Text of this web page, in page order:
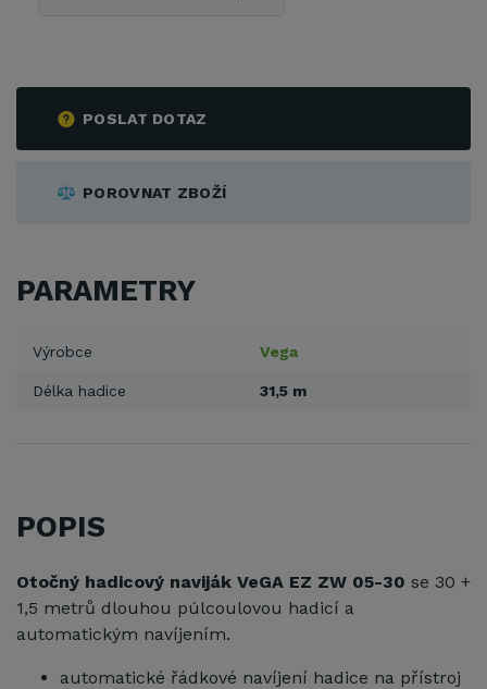
POSLAT DOTAZ
POROVNAT ZBOŽÍ
PARAMETRY
Výrobce Vega
Délka hadice 31,5 m
POPIS
Otočný hadicový naviják VeGA EZ ZW 05-30 se 30 +
1,5 metrů dlouhou púlcoulovou hadicí a
automatickým navíjením.
automatické řádkové navíjení hadice na přístroj